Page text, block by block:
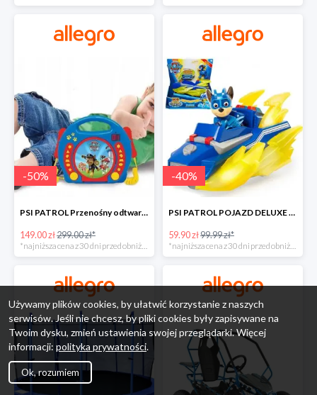
-50%
PSI PATROL Przenośny odtwarzacz CD Karaoke PAW -50%
149.00 zł299.00 zł*
*najniższa cena z 30 dni przed obniżką
-40%
PSI PATROL POJAZD DELUXE FIGURKA CHASE MIGHTY PUPS -40%
59.90 zł99.99 zł*
*najniższa cena z 30 dni przed obniżką
Używamy plików cookies, by ułatwić korzystanie z naszych
serwisów. Jeśli nie chcesz, by pliki cookies były zapisywane na
Twoim dysku, zmień ustawienia swojej przeglądarki. Więcej
informacji: polityka prywatności.
Ok, rozumiem